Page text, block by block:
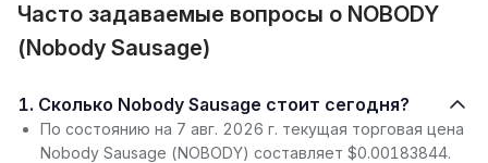
Часто задаваемые вопросы о NOBODY
(Nobody Sausage)
1. Сколько Nobody Sausage стоит сегодня?
По состоянию на 7 авг. 2026 г. текущая торговая цена
Nobody Sausage (NOBODY) составляет $0.00183844.